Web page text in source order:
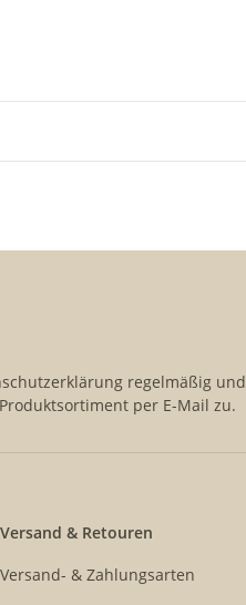
regelmäßig und
per E-Mail zu.
Versand & Retouren
Versand- & Zahlungsarten